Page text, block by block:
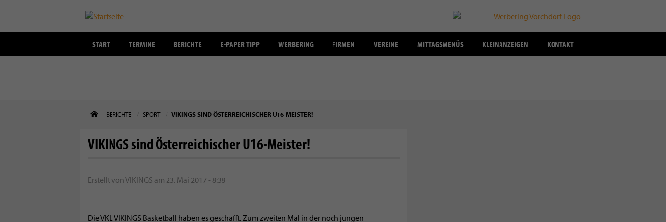
START TERMINE BERICHTE E-PAPER TIPP WERBERING FIRMEN VEREINE MITTAGSMENÜS KLEINANZEIGEN KONTAKT
BERICHTE SPORT VIKINGS SIND ÖSTERREICHISCHER U16-MEISTER!
VIKINGS sind Österreichischer U16-Meister!
Erstellt vonVIKINGS am 23. Mai 2017 - 8:38
Die VKL VIKINGS Basketball haben es geschafft. Zum zweiten Mal in der noch jungen